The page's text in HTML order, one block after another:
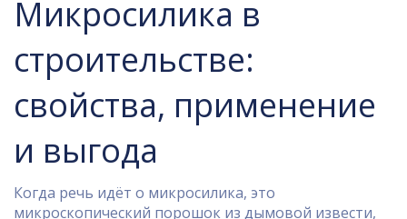
Микросилика в
строительстве:
свойства, применение
и выгода
Когда речь идёт о микросилика, это
микроскопический порошок из дымовой извести,